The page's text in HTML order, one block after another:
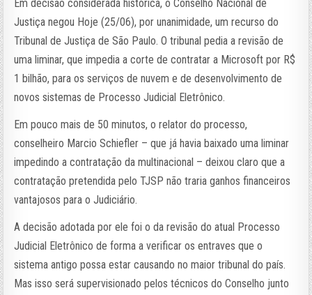
Em decisão considerada histórica, o Conselho Nacional de
Justiça negou Hoje (25/06), por unanimidade, um recurso do
Tribunal de Justiça de São Paulo. O tribunal pedia a revisão de
uma liminar, que impedia a corte de contratar a Microsoft por R$
1 bilhão, para os serviços de nuvem e de desenvolvimento de
novos sistemas de Processo Judicial Eletrônico.
Em pouco mais de 50 minutos, o relator do processo,
conselheiro Marcio Schiefler – que já havia baixado uma liminar
impedindo a contratação da multinacional – deixou claro que a
contratação pretendida pelo TJSP não traria ganhos financeiros
vantajosos para o Judiciário.
A decisão adotada por ele foi o da revisão do atual Processo
Judicial Eletrônico de forma a verificar os entraves que o
sistema antigo possa estar causando no maior tribunal do país.
Mas isso será supervisionado pelos técnicos do Conselho junto